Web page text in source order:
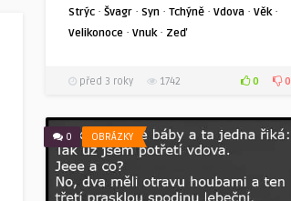
Strýc · Švagr · Syn · Tchýně · Vdova · Věk·
Velikonoce · Vnuk· Zeď
před 3 roky 1742 0 0
0 OBRÁZKY